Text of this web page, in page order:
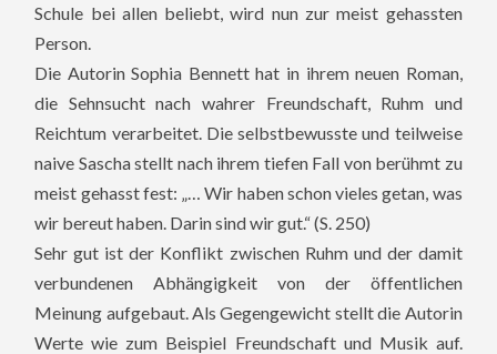
Schule bei allen beliebt, wird nun zur meist gehassten
Person.
Die Autorin Sophia Bennett hat in ihrem neuen Roman,
die Sehnsucht nach wahrer Freundschaft, Ruhm und
Reichtum verarbeitet. Die selbstbewusste und teilweise
naive Sascha stellt nach ihrem tiefen Fall von berühmt zu
meist gehasst fest: „… Wir haben schon vieles getan, was
wir bereut haben. Darin sind wir gut.“ (S. 250)
Sehr gut ist der Konflikt zwischen Ruhm und der damit
verbundenen Abhängigkeit von der öffentlichen
Meinung aufgebaut. Als Gegengewicht stellt die Autorin
Werte wie zum Beispiel Freundschaft und Musik auf.